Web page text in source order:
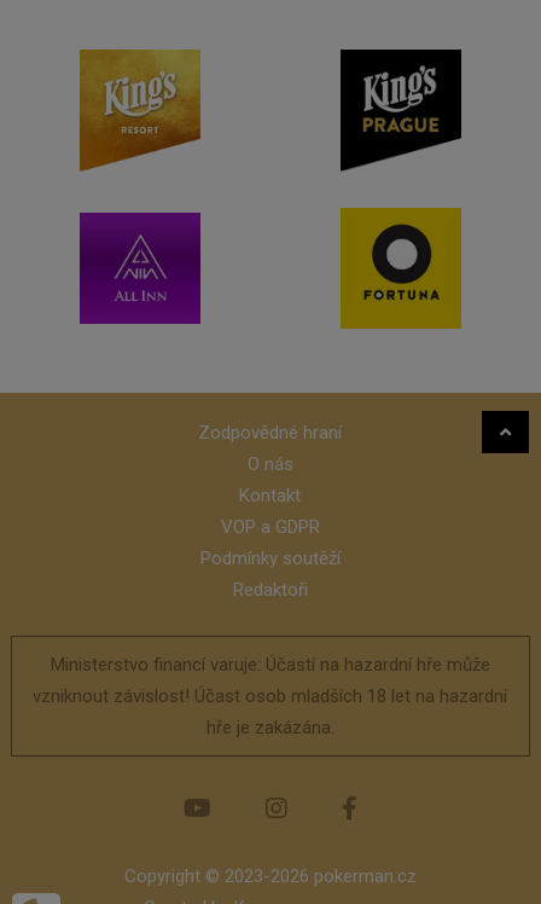
Zodpovědné hraní
O nás
Kontakt
VOP a GDPR
Podmínky soutěží
Redaktoři
Ministerstvo financí varuje: Účastí na hazardní hře může
vzniknout závislost! Účast osob mladších 18 let na hazardní
hře je zakázána.
Copyright © 2023-2026 pokerman.cz